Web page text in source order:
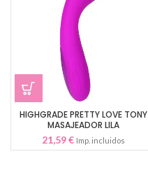
HIGHGRADE PRETTY LOVE TONY
MASAJEADOR LILA
21,59€ Imp. incluidos